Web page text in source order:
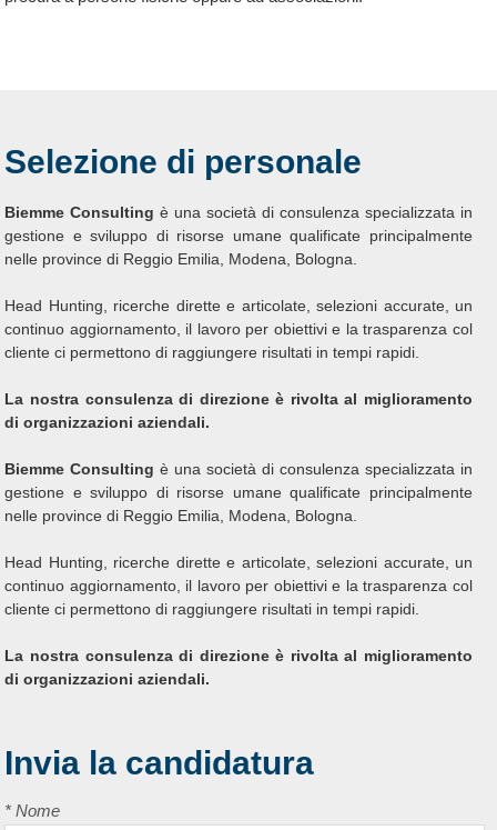
Selezione di personale
Biemme Consulting è una società di consulenza specializzata in
gestione e sviluppo di risorse umane qualificate principalmente
nelle province di Reggio Emilia, Modena, Bologna.
Head Hunting, ricerche dirette e articolate, selezioni accurate, un
continuo aggiornamento, il lavoro per obiettivi e la trasparenza col
cliente ci permettono di raggiungere risultati in tempi rapidi.
La nostra consulenza di direzione è rivolta al miglioramento
di organizzazioni aziendali.
Biemme Consulting è una società di consulenza specializzata in
gestione e sviluppo di risorse umane qualificate principalmente
nelle province di Reggio Emilia, Modena, Bologna.
Head Hunting, ricerche dirette e articolate, selezioni accurate, un
continuo aggiornamento, il lavoro per obiettivi e la trasparenza col
cliente ci permettono di raggiungere risultati in tempi rapidi.
La nostra consulenza di direzione è rivolta al miglioramento
di organizzazioni aziendali.
Invia la candidatura
* Nome